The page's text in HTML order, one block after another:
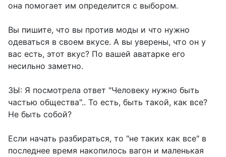
она помогает им определится с выбором.
Вы пишите, что вы против моды и что нужно
одеваться в своем вкусе. А вы уверены, что он у
вас есть, этот вкус? По вашей аватарке его
несильно заметно.
ЗЫ: Я посмотрела ответ "Человеку нужно быть
частью общества".. То есть, быть такой, как все?
Не быть собой?
Если начать разбираться, то "не таких как все" в
последнее время накопилось вагон и маленькая